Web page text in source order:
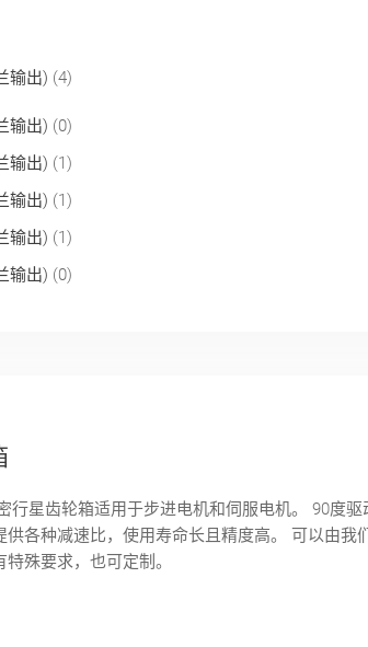
输出) (4)
输出) (0)
输出) (1)
输出) (1)
输出) (1)
输出) (0)
行星齿轮箱适用于步进电机和伺服电机。 90度驱
供各种减速比，使用寿命长且精度高。 可以由我
殊要求，也可定制。